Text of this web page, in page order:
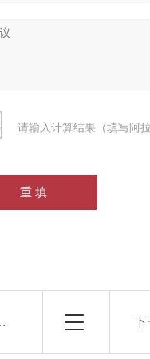
请输入计算结果（填写阿
下